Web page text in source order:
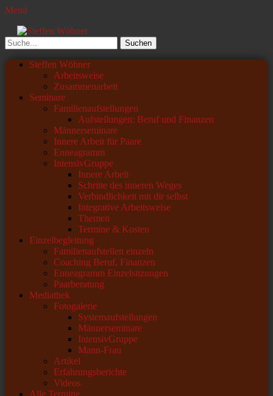
Menü
Steffen Wöhner
Lehrer und Seminarleiter
Suchen
nach:
Primäres
Zum
Steffen Wöhner
Arbeitsweise
Zusammenarbeit
Seminare
Familienaufstellungen
Aufstellungen: Beruf und Finanzen
Männerseminare
Innere Arbeit für Paare
Enneagramm
IntensivGruppe
Innere Arbeit
Schritte des inneren Weges
Verbindlichkeit mit dir selbst
Integrative Arbeitsweise
Themen
Termine & Kosten
Einzelbegleitung
Familienaufstellen einzeln
Coaching Beruf, Finanzen
Enneagramm Einzelsitzungen
Paarberatung
Mediathek
Fotogalerie
Systemaufstellungen
Männerseminare
IntensivGruppe
Mann-Frau
Artikel
Erfahrungsberichte
Videos
Alle Termine